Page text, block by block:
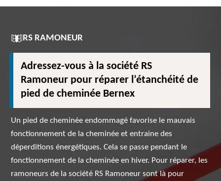
RS RAMONEUR
Adressez-vous à la société RS
Ramoneur pour réparer l’étanchéité de
pied de cheminée Bernex
Un pied de cheminée endommagé favorise le mauvais
fonctionnement de la cheminée et entraine des
déperditions énergétiques. Cela se passe pendant le
fonctionnement de la cheminée en hiver. Pour réparer, les
ramoneurs de la société RS Ramoneur sont là pour